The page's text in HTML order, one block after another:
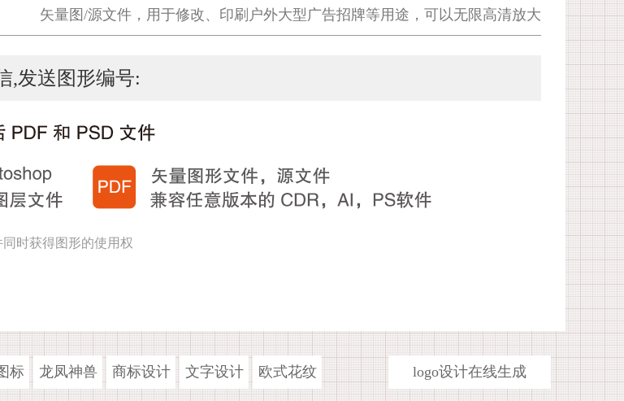
矢量图/源文件，用于修改、印刷户外大型广告招牌等用途，可以无限高清放大
,发送图形编号:
时获得图形的使用权
标 龙凤神兽 商标设计 文字设计 欧式花纹 logo设计在线生成